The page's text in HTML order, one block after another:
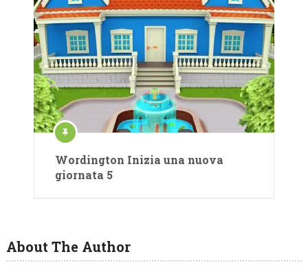
Wordington Inizia una nuova
giornata 5
About The Author